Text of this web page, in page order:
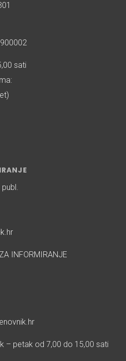
sati
INFORMIRANJE
– petak od 7,00 do 15,00 sati